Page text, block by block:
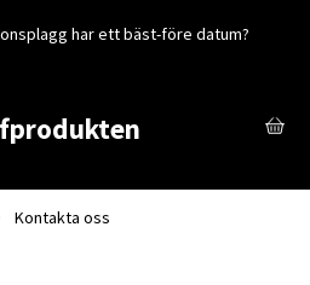
har ett bäst-före datum?
Kontakta oss